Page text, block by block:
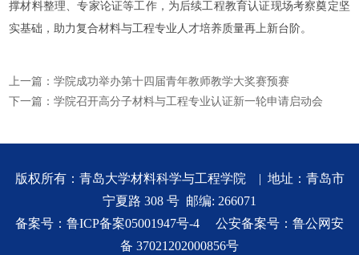
撑材料整理、专家论证等工作，为后续工程教育认证现场考察奠定坚
实基础，助力复合材料与工程专业人才培养质量再上新台阶。
上一篇：学院成功举办第十四届青年教师教学大奖赛预赛
下一篇：学院召开高分子材料与工程专业认证新一轮申请启动会
版权所有：青岛大学材料科学与工程学院 | 地址：青岛市
宁夏路 308 号 邮编: 266071
备案号： 鲁ICP备案05001947号-4 公安备案号： 鲁公网安
备 37021202000856号